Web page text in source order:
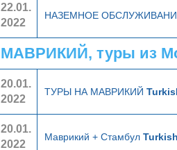
22.01.
2022
НАЗЕМНОЕ
МАВРИКИЙ, туры из
20.01.
2022
ТУРЫ НА МАВРИКИЙ
20.01.
2022
Маврикий + Стамбул